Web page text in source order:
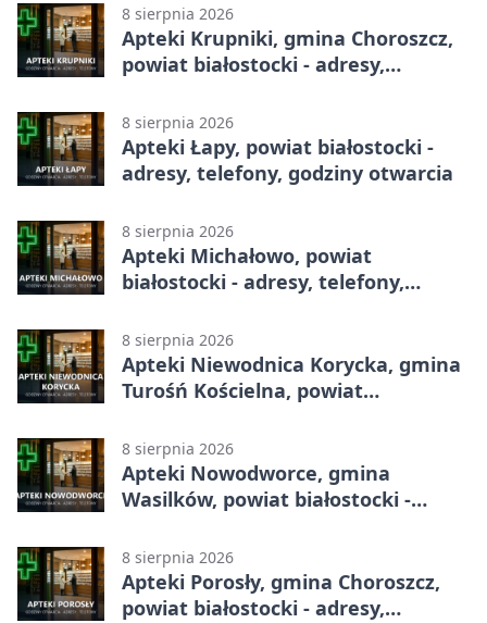
8 sierpnia 2026
Apteki Krupniki, gmina Choroszcz,
powiat białostocki - adresy,
8 sierpnia 2026
Apteki Łapy, powiat białostocki -
adresy, telefony, godziny otwarcia
8 sierpnia 2026
Apteki Michałowo, powiat
białostocki - adresy, telefony,
8 sierpnia 2026
Apteki Niewodnica Korycka, gmina
Turośń Kościelna, powiat
godziny otwarcia
8 sierpnia 2026
Apteki Nowodworce, gmina
Wasilków, powiat białostocki -
8 sierpnia 2026
Apteki Porosły, gmina Choroszcz,
powiat białostocki - adresy,